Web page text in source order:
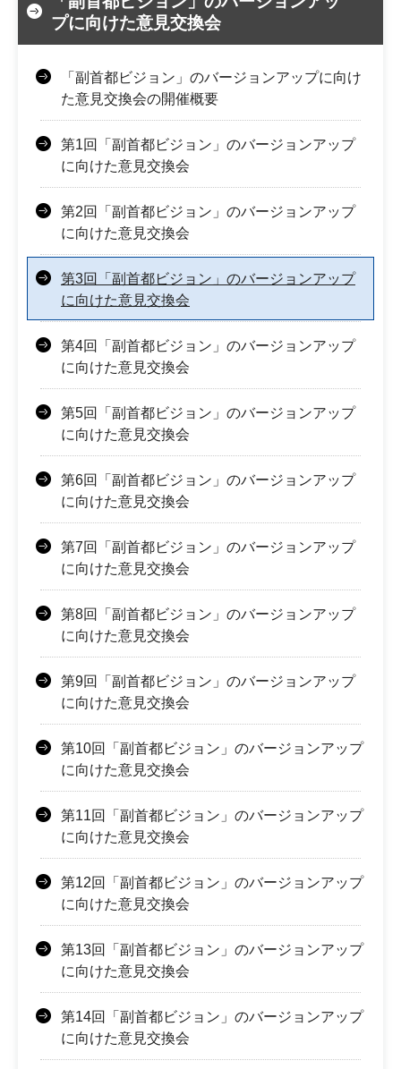
プに向けた意見交換会
「副首都ビジョン」のバージョンアップに向け
た意見交換会の開催概要
第1回「副首都ビジョン」のバージョンアップ
に向けた意見交換会
第2回「副首都ビジョン」のバージョンアップ
に向けた意見交換会
第3回「副首都ビジョン」のバージョンアップ
に向けた意見交換会
第4回「副首都ビジョン」のバージョンアップ
に向けた意見交換会
第5回「副首都ビジョン」のバージョンアップ
に向けた意見交換会
第6回「副首都ビジョン」のバージョンアップ
に向けた意見交換会
第7回「副首都ビジョン」のバージョンアップ
に向けた意見交換会
第8回「副首都ビジョン」のバージョンアップ
に向けた意見交換会
第9回「副首都ビジョン」のバージョンアップ
に向けた意見交換会
第10回「副首都ビジョン」のバージョンアップ
に向けた意見交換会
第11回「副首都ビジョン」のバージョンアップ
に向けた意見交換会
第12回「副首都ビジョン」のバージョンアップ
に向けた意見交換会
第13回「副首都ビジョン」のバージョンアップ
に向けた意見交換会
第14回「副首都ビジョン」のバージョンアップ
に向けた意見交換会